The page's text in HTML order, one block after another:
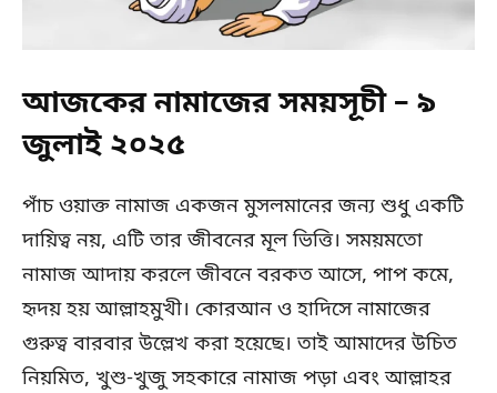
আজকের নামাজের সময়সূচী – ৯
জুলাই ২০২৫
পাঁচ ওয়াক্ত নামাজ একজন মুসলমানের জন্য শুধু একটি
দায়িত্ব নয়, এটি তার জীবনের মূল ভিত্তি। সময়মতো
নামাজ আদায় করলে জীবনে বরকত আসে, পাপ কমে,
হৃদয় হয় আল্লাহমুখী। কোরআন ও হাদিসে নামাজের
গুরুত্ব বারবার উল্লেখ করা হয়েছে। তাই আমাদের উচিত
নিয়মিত, খুশু-খুজু সহকারে নামাজ পড়া এবং আল্লাহর